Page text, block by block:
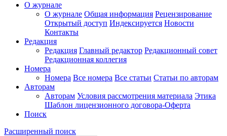
О журнале
О журнале Общая информация Рецензирование
Открытый доступ Индексируется Новости
Контакты
Редакция
Редакция Главный редактор Редакционный совет
Редакционная коллегия
Номера
Номера Все номера Все статьи Статьи по авторам
Авторам
Авторам Условия рассмотрения материала Этика
Шаблон лицензионного договора-Оферта
Поиск
Расширенный поиск